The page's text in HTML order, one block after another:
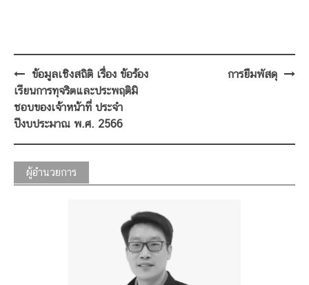
Post
navigation
ข้อมูลเชิงสถิติ เรื่อง ข้อร้อง
เรียนการทุจริตและประพฤติมิ
ชอบของเจ้าหน้าที่ ประจำ
ปีงบประมาณ พ.ศ. 2566
การยืมพัสดุ
ผู้อำนวยการ